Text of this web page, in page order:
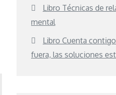
Libro Técnicas de
mental
Libro Cuenta
fuera, las soluciones